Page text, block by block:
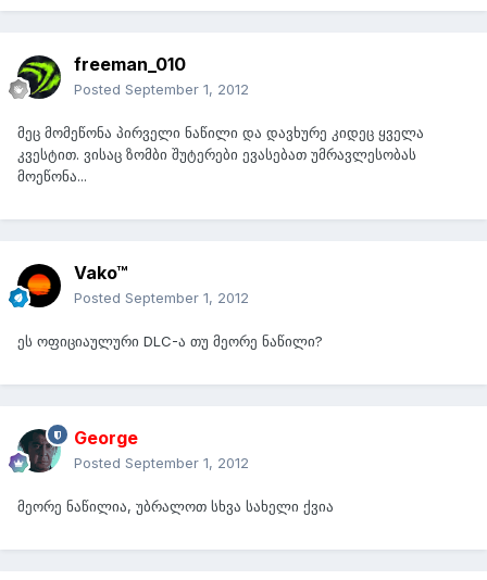
freeman_010
Posted September 1, 2012
მეც მომეწონა პირველი ნაწილი და დავხურე კიდეც ყველა
კვესტით. ვისაც ზომბი შუტერები ევასებათ უმრავლესობას
მოეწონა...
Vako™
Posted September 1, 2012
ეს ოფიციაულური DLC-ა თუ მეორე ნაწილი?
George
Posted September 1, 2012
მეორე ნაწილია, უბრალოთ სხვა სახელი ქვია